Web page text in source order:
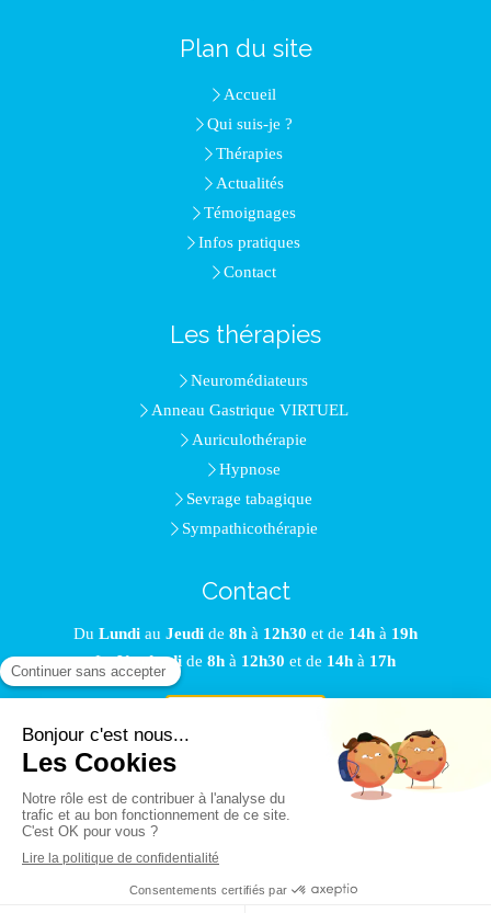
Plan du site
Accueil
Qui suis-je ?
Thérapies
Actualités
Témoignages
Infos pratiques
Contact
Les thérapies
Neuromédiateurs
Anneau Gastrique VIRTUEL
Auriculothérapie
Hypnose
Sevrage tabagique
Sympathicothérapie
Contact
Du Lundi au Jeudi de 8h à 12h30 et de 14h à 19h
LeVendredi de 8h à 12h30 et de 14h à 17h
©2017 Cap'FORME - Hypnothérapeute Limoges
Plan du site
Création et référencement du site par Simplébo